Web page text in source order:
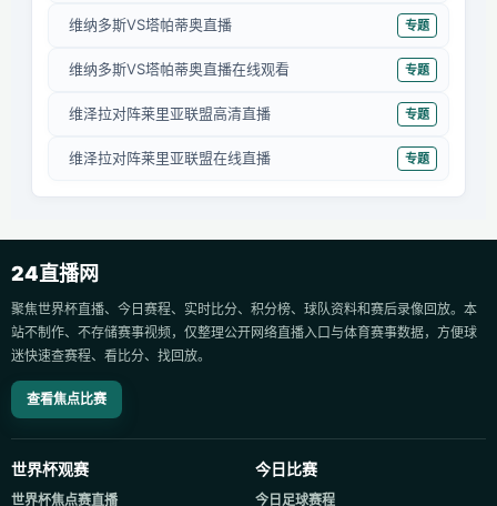
维纳多斯VS塔帕蒂奥直播 专题
维纳多斯VS塔帕蒂奥直播在线观看 专题
维泽拉对阵莱里亚联盟高清直播 专题
维泽拉对阵莱里亚联盟在线直播 专题
24直播网
聚焦世界杯直播、今日赛程、实时比分、积分榜、球队资料和赛后录像回放。本
站不制作、不存储赛事视频，仅整理公开网络直播入口与体育赛事数据，方便球
迷快速查赛程、看比分、找回放。
查看焦点比赛
世界杯观赛
世界杯焦点赛直播
今日比赛
今日足球赛程